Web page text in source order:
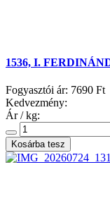
1536, I.
Fogyasztói ár: 7690 Ft
Kedvezmény:
Ár / kg: